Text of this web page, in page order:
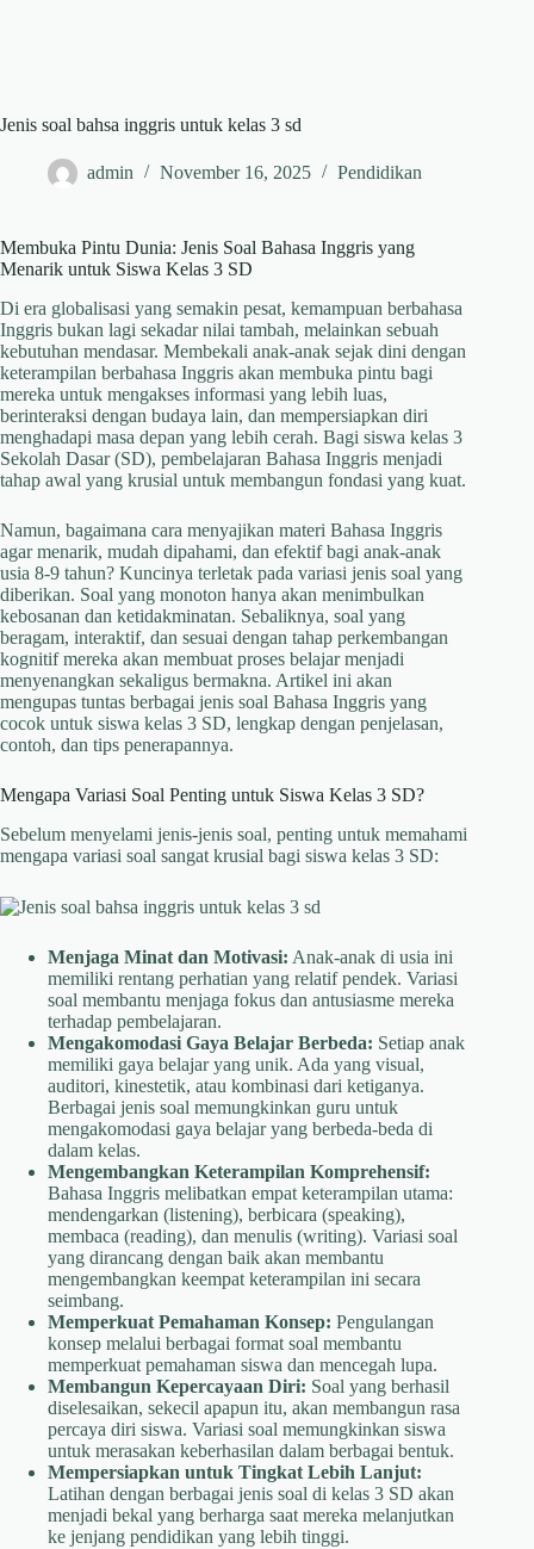
Jenis soal bahsa inggris untuk kelas 3 sd
admin November 16, 2025 Pendidikan
Membuka Pintu Dunia: Jenis Soal Bahasa Inggris yang
Menarik untuk Siswa Kelas 3 SD
Di era globalisasi yang semakin pesat, kemampuan berbahasa
Inggris bukan lagi sekadar nilai tambah, melainkan sebuah
kebutuhan mendasar. Membekali anak-anak sejak dini dengan
keterampilan berbahasa Inggris akan membuka pintu bagi
mereka untuk mengakses informasi yang lebih luas,
berinteraksi dengan budaya lain, dan mempersiapkan diri
menghadapi masa depan yang lebih cerah. Bagi siswa kelas 3
Sekolah Dasar (SD), pembelajaran Bahasa Inggris menjadi
tahap awal yang krusial untuk membangun fondasi yang kuat.
Namun, bagaimana cara menyajikan materi Bahasa Inggris
agar menarik, mudah dipahami, dan efektif bagi anak-anak
usia 8-9 tahun? Kuncinya terletak pada variasi jenis soal yang
diberikan. Soal yang monoton hanya akan menimbulkan
kebosanan dan ketidakminatan. Sebaliknya, soal yang
beragam, interaktif, dan sesuai dengan tahap perkembangan
kognitif mereka akan membuat proses belajar menjadi
menyenangkan sekaligus bermakna. Artikel ini akan
mengupas tuntas berbagai jenis soal Bahasa Inggris yang
cocok untuk siswa kelas 3 SD, lengkap dengan penjelasan,
contoh, dan tips penerapannya.
Mengapa Variasi Soal Penting untuk Siswa Kelas 3 SD?
Sebelum menyelami jenis-jenis soal, penting untuk memahami
mengapa variasi soal sangat krusial bagi siswa kelas 3 SD:
Menjaga Minat dan Motivasi: Anak-anak di usia ini
memiliki rentang perhatian yang relatif pendek. Variasi
soal membantu menjaga fokus dan antusiasme mereka
terhadap pembelajaran.
Mengakomodasi Gaya Belajar Berbeda: Setiap anak
memiliki gaya belajar yang unik. Ada yang visual,
auditori, kinestetik, atau kombinasi dari ketiganya.
Berbagai jenis soal memungkinkan guru untuk
mengakomodasi gaya belajar yang berbeda-beda di
dalam kelas.
Mengembangkan Keterampilan Komprehensif:
Bahasa Inggris melibatkan empat keterampilan utama:
mendengarkan (listening), berbicara (speaking),
membaca (reading), dan menulis (writing). Variasi soal
yang dirancang dengan baik akan membantu
mengembangkan keempat keterampilan ini secara
seimbang.
Memperkuat Pemahaman Konsep: Pengulangan
konsep melalui berbagai format soal membantu
memperkuat pemahaman siswa dan mencegah lupa.
Membangun Kepercayaan Diri: Soal yang berhasil
diselesaikan, sekecil apapun itu, akan membangun rasa
percaya diri siswa. Variasi soal memungkinkan siswa
untuk merasakan keberhasilan dalam berbagai bentuk.
Mempersiapkan untuk Tingkat Lebih Lanjut:
Latihan dengan berbagai jenis soal di kelas 3 SD akan
menjadi bekal yang berharga saat mereka melanjutkan
ke jenjang pendidikan yang lebih tinggi.